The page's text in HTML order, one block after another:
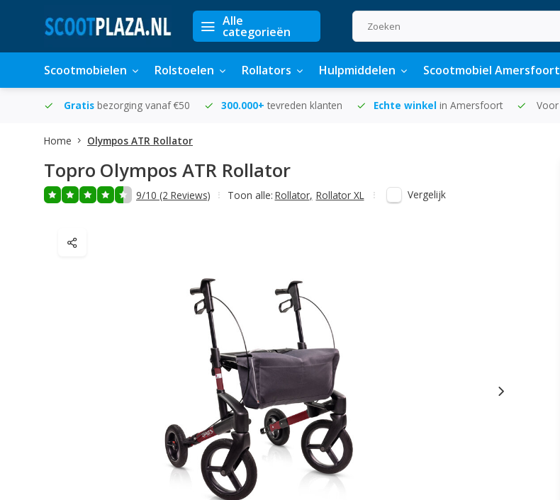
Alle
categorieën
Scootmobielen Rolstoelen Rollators Hulpmiddelen Scootmobiel Amersfoort
Gratis bezorging vanaf €50 300.000+ tevreden klanten Echte winkel in Amersfoort Voor
Home Olympos ATR Rollator
Topro Olympos ATR Rollator
9/10 (2 Reviews) Toon alle: Rollator, Rollator XL Vergelijk